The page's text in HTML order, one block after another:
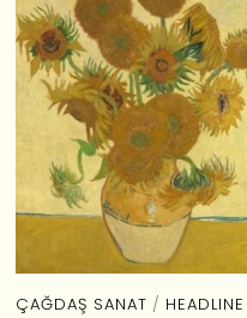
ÇAĞDAŞ SANAT / HEADLINE